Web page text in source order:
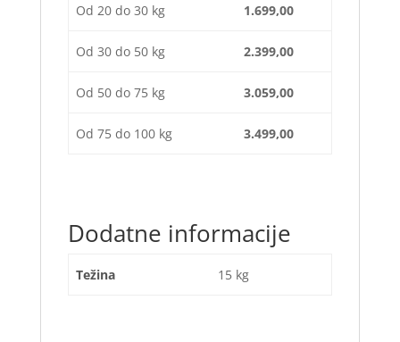
Od 20 do 30 kg 1.699,00
Od 30 do 50 kg 2.399,00
Od 50 do 75 kg 3.059,00
Od 75 do 100 kg 3.499,00
Dodatne informacije
Težina 15 kg